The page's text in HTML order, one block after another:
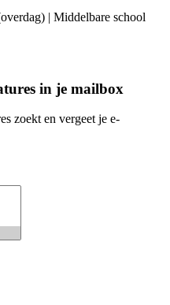
| Middelbare school
in je mailbox
zoekt en vergeet je e-